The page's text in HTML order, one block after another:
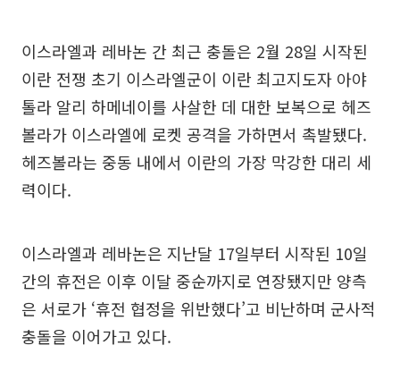
이스라엘과 레바논 간 최근 충돌은 2월 28일 시작된
이란 전쟁 초기 이스라엘군이 이란 최고지도자 아야
톨라 알리 하메네이를 사살한 데 대한 보복으로 헤즈
볼라가 이스라엘에 로켓 공격을 가하면서 촉발됐다.
헤즈볼라는 중동 내에서 이란의 가장 막강한 대리 세
력이다.
이스라엘과 레바논은 지난달 17일부터 시작된 10일
간의 휴전은 이후 이달 중순까지로 연장됐지만 양측
은 서로가 ‘휴전 협정을 위반했다’고 비난하며 군사적
충돌을 이어가고 있다.